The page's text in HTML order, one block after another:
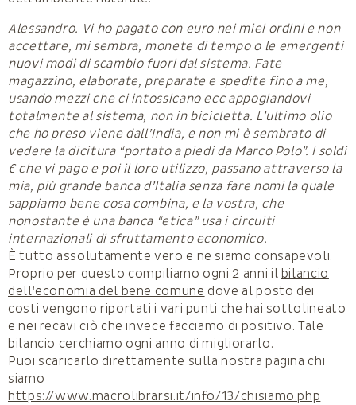
Alessandro. Vi ho pagato con euro nei miei ordini e non
accettare, mi sembra, monete di tempo o le emergenti
nuovi modi di scambio fuori dal sistema. Fate
magazzino, elaborate, preparate e spedite fino a me,
usando mezzi che ci intossicano ecc appogiandovi
totalmente al sistema, non in bicicletta. L’ultimo olio
che ho preso viene dall’India, e non mi è sembrato di
vedere la dicitura “portato a piedi da Marco Polo”. I soldi
€ che vi pago e poi il loro utilizzo, passano attraverso la
mia, più grande banca d’Italia senza fare nomi la quale
sappiamo bene cosa combina, e la vostra, che
nonostante è una banca “etica” usa i circuiti
internazionali di sfruttamento economico.
È tutto assolutamente vero e ne siamo consapevoli.
Proprio per questo compiliamo ogni 2 anni il bilancio
dell’economia del bene comune dove al posto dei
costi vengono riportati i vari punti che hai sottolineato
e nei recavi ciò che invece facciamo di positivo. Tale
bilancio cerchiamo ogni anno di migliorarlo.
Puoi scaricarlo direttamente sulla nostra pagina chi
siamo
https://www.macrolibrarsi.it/info/13/chisiamo.php